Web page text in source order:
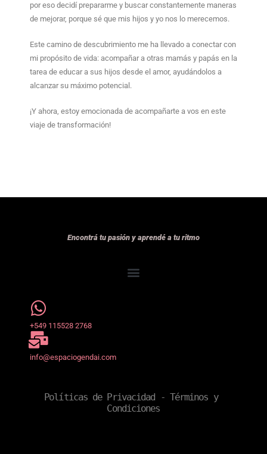
por eso decidí prepararme y buscar constantemente maneras
de mejorar, porque sé que mis hijos y yo nos lo merecemos.
Este camino de descubrimiento me ha llevado a conectar con
mi propósito de vida: acompañar a otras mamás y papás en la
tarea de educar a sus hijos desde el amor, ayudándolos a
alcanzar su máximo potencial.
¡Y ahora, estoy emocionada de acompañarte a vos en este
viaje de transformación!
Encontrá tu pasión y aprendé a tu ritmo
+549 115528 2768
info@espaciogendai.com
Políticas de Privacidad - Términos y
Condiciones